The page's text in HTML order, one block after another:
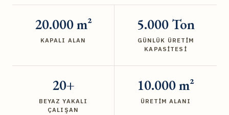
20.000 m²
KAPALI ALAN
5.000 Ton
GÜNLÜK ÜRETIM
KAPASITESI
20+
BEYAZ YAKALI
ÇALIŞAN
10.000 m²
ÜRETIM ALANI